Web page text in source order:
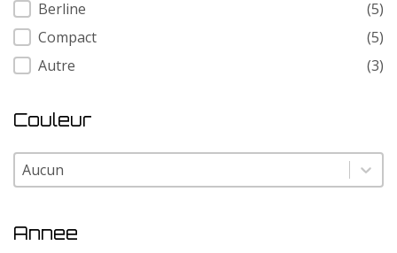
Berline
(5)
Compact
(5)
Autre
(3)
Couleur
Couleur
Couleur
Annee